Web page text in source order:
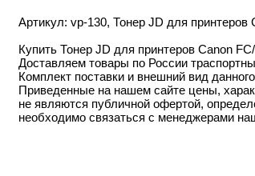
Артикул: vp-130, Тонер JD для
Купить Тонер JD для принтеров Canon
Доставляем товары по России
Комплект поставки и внешний вид
Приведенные на нашем сайте цены,
не являются публичной офертой,
необходимо связаться с менеджерами